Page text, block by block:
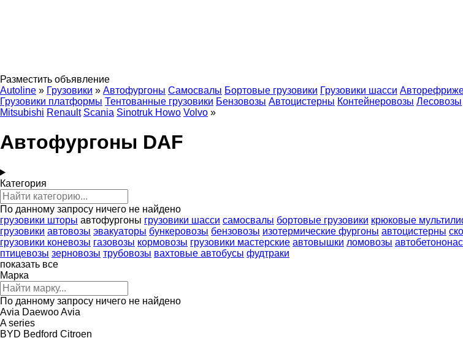
Разместить объявление
Autoline » Грузовики » Автофургоны Самосвалы Бортовые грузовики Грузовики шасси
Грузовики платформы Тентованные грузовики Бензовозы Автоцистерны Контейнеровозы Лесовозы
Mitsubishi Renault Scania Sinotruk Howo Volvo »
Автофургоны DAF
Категория
По данному запросу ничего не найдено
грузовики шторы автофургоны грузовики шасси самосвалы бортовые грузовики крюковые
грузовики автовозы эвакуаторы бункеровозы бензовозы изотермические фургоны автоцистерны
грузовики коневозы газовозы кормовозы грузовики мастерские автовышки ломовозы
птицевозы зерновозы трубовозы вахтовые автобусы фудтраки
показать все
Марка
По данному запросу ничего не найдено
Avia DaewooAvia
A series
BYD Bedford Citroen